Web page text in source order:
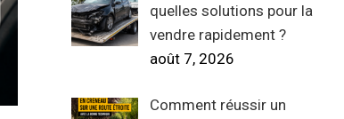
quelles solutions pour la
vendre rapidement ?
août 7, 2026
Comment réussir un